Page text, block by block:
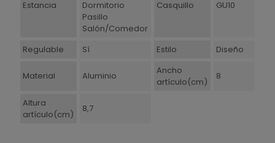
Estancia
Dormitorio
Pasillo
Salón/Comedor
Casquillo GU10
Regulable Sí Estilo Diseño
Material Aluminio
Ancho
artículo(cm)
8
Altura
artículo(cm)
8,7